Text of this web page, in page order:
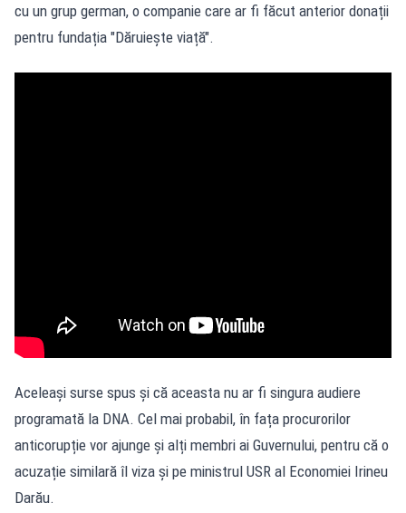
cu un grup german, o companie care ar fi făcut anterior donații
pentru fundația "Dăruiește viață".
Aceleași surse spus și că aceasta nu ar fi singura audiere
programată la DNA. Cel mai probabil, în fața procurorilor
anticorupție vor ajunge și alți membri ai Guvernului, pentru că o
acuzație similară îl viza și pe ministrul USR al Economiei Irineu
Darău.